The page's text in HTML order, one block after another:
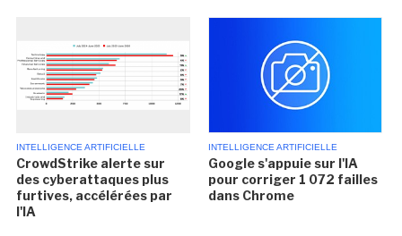
INTELLIGENCE ARTIFICIELLE
CrowdStrike alerte sur
des cyberattaques plus
furtives, accélérées par
l'IA
INTELLIGENCE ARTIFICIELLE
Google s'appuie sur l'IA
pour corriger 1 072 failles
dans Chrome